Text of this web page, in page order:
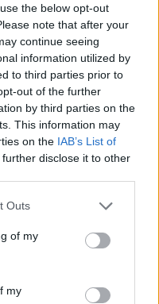
the below opt-out
note that after your
continue seeing
information utilized by
to third parties prior to
out of the further
by third parties on the
This information may
on the IAB’s List of
disclose it to other
one or more Google
You may click to
its third-party tags to
in below Google
Outs
of my
my